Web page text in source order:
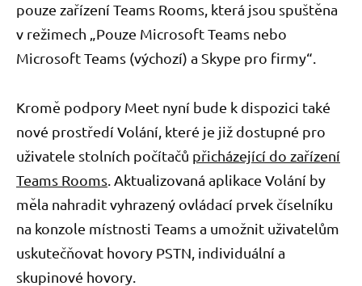
pouze zařízení Teams Rooms, která jsou spuštěna
v režimech „Pouze Microsoft Teams nebo
Microsoft Teams (výchozí) a Skype pro firmy“.
Kromě podpory Meet nyní bude k dispozici také
nové prostředí Volání, které je již dostupné pro
uživatele stolních počítačů přicházející do zařízení
Teams Rooms . Aktualizovaná aplikace Volání by
měla nahradit vyhrazený ovládací prvek číselníku
na konzole místnosti Teams a umožnit uživatelům
uskutečňovat hovory PSTN, individuální a
skupinové hovory.